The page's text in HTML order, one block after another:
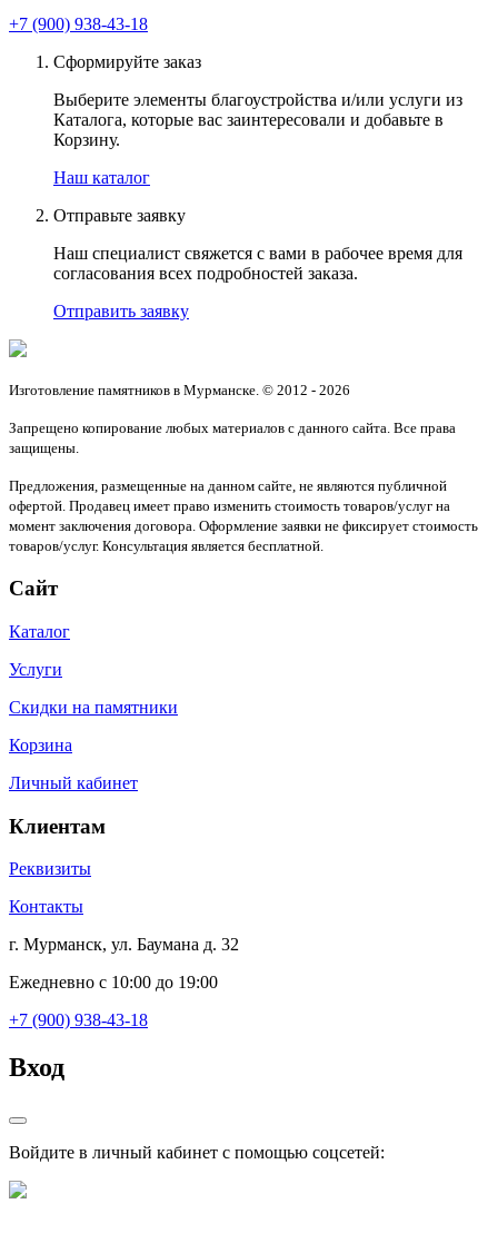
+7 (900) 938-43-18
Сформируйте заказ
Выберите элементы благоустройства и/или услуги из
Каталога, которые вас заинтересовали и добавьте в
Корзину.
Наш каталог
Отправьте заявку
Наш специалист свяжется с вами в рабочее время для
согласования всех подробностей заказа.
Отправить заявку
Изготовление памятников в Мурманске. © 2012 - 2026
Запрещено копирование любых материалов с данного сайта. Все права
защищены.
Предложения, размещенные на данном сайте, не являются публичной
офертой. Продавец имеет право изменить стоимость товаров/услуг на
момент заключения договора. Оформление заявки не фиксирует стоимость
товаров/услуг. Консультация является бесплатной.
Сайт
Каталог
Услуги
Скидки на памятники
Корзина
Личный кабинет
Клиентам
Реквизиты
Контакты
г. Мурманск, ул. Баумана д. 32
Ежедневно с 10:00 до 19:00
+7 (900) 938-43-18
Вход
Войдите в личный кабинет с помощью соцсетей: